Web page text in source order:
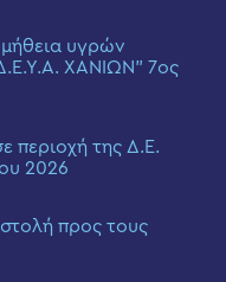
υγρών
ΧΑΝΙΩΝ” 7ος
περιοχή της Δ.Ε.
2026
προς τους